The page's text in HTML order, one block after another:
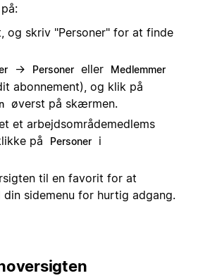
og skriv "Personer" for at finde
→ Personer eller Medlemmer
abonnement), og klik på
øverst på skærmen.
et arbejdsområdemedlems
på
Personer
i
til en favorit for at
sidemenu for hurtig adgang.